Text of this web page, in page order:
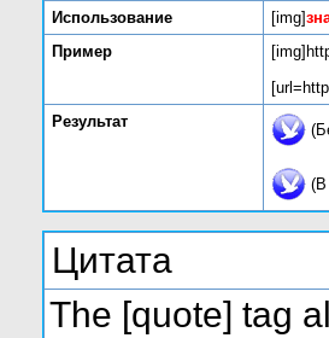
Использование [img]
Пример
Результат
(В
Цитата
The [quote] tag